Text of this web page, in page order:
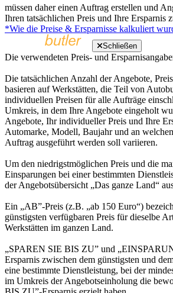
müssen daher einen Auftrag erstellen und
Ihren tatsächlichen Preis und Ihre Ersparnis
*Wie die Preise & Ersparnisse kalkuliert
Schließen
Die verwendeten Preis- und
Die tatsächlichen Anzahl der Angebote,
basieren auf Werkstätten, die Teil von
individuellen Preisen für alle Aufträge
Umkreis, in dem Ihre Angebote eingeholt
Angebote, Ihr individueller Preis und Ihre
Automarke, Modell, Baujahr und an
Auftrag ausgeführt werden soll variieren.
Um den niedrigstmöglichen Preis und die
Einsparungen bei einer bestimmten
der Angebotsübersicht „Das ganze Land“
Ein „AB”-Preis (z.B. „ab 150 Euro“)
günstigsten verfügbaren Preis für dieselbe
Werkstätten im ganzen Land.
„SPAREN SIE BIS ZU” und
Ersparnis zwischen dem günstigsten und
eine bestimmte Dienstleistung, bei der
im Umkreis der Angebotseinholung die